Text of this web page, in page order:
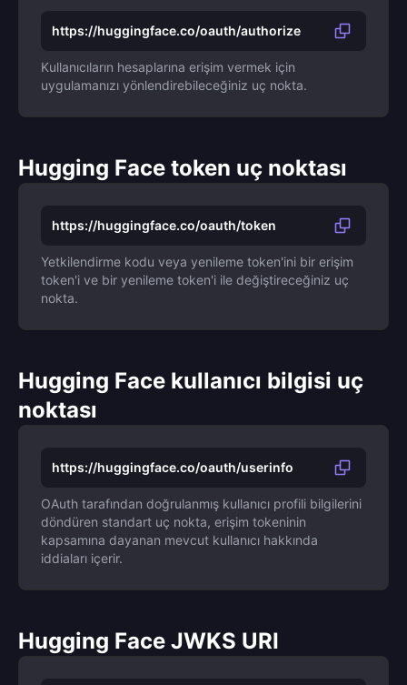
https://huggingface.co/oauth/authorize
Kullanıcıların hesaplarına erişim vermek için
uygulamanızı yönlendirebileceğiniz uç nokta.
Hugging Face token uç noktası
https://huggingface.co/oauth/token
Yetkilendirme kodu veya yenileme token'ini bir erişim
token'i ve bir yenileme token'i ile değiştireceğiniz uç
nokta.
Hugging Face kullanıcı bilgisi uç
noktası
https://huggingface.co/oauth/userinfo
OAuth tarafından doğrulanmış kullanıcı profili bilgilerini
döndüren standart uç nokta, erişim tokeninin
kapsamına dayanan mevcut kullanıcı hakkında
iddiaları içerir.
Hugging Face JWKS URI